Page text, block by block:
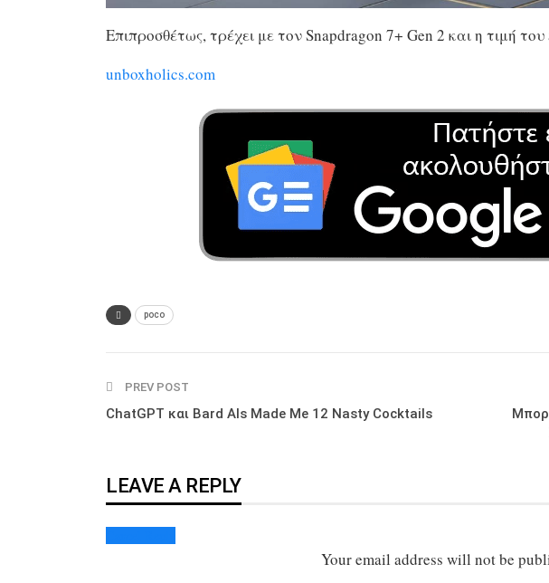
Επιπροσθέτως, τρέχει με τον Snapdragon 7+ Gen 2 και η τιμή
unboxholics.com
poco
PREV POST
ChatGPT και Bard AIs Made Me 12 Nasty Cocktails
LEAVE A REPLY
Your email address will not be